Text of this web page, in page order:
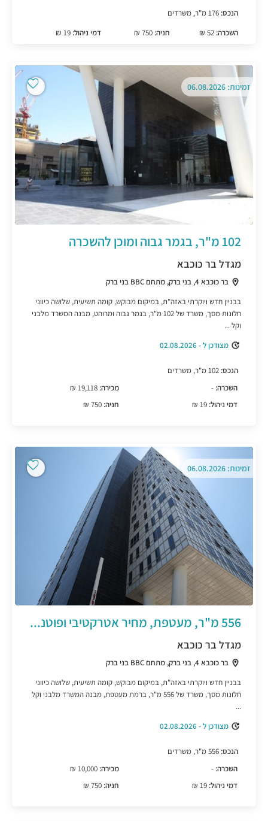
הנכס:
השכרה:
חניה: 750 ₪ דמי ניהול:
זמינות: 06.08.2026
102 מ"ר, בגמר גבוה ומוכן להשכרה
מגדל בר כוכבא
בר כוכבא 4, בני ברק, מתחם BBC בני ברק
בבניין חדש ויוקרתי באזה"ת, במיקום מבוקש, קומה תשיעית, שלושה כיווני
חלונות מסך, משרד של 102 מ"ר, בגמר גבוה ומרוהט, מבנה המשרד מלבני
וקל ...
מצודכן ל - 02.08.2026
הנכס:
השכרה: -
דמי ניהול:
מכירה: 19,118 ₪
חניה: 750 ₪
זמינות: 06.08.2026
556 מ"ר, מעטפת, מחיר אטרקטיבי ופוטנ...
מגדל בר כוכבא
בר כוכבא 4, בני ברק, מתחם BBC בני ברק
בבניין חדש ויוקרתי באזה"ת, במיקום מבוקש, קומה תשיעית, שלושה כיווני
חלונות מסך, משרד של 556 מ"ר, ברמת מעטפת, מבנה המשרד מלבני וקל
...
מצודכן ל - 02.08.2026
הנכס:
השכרה: -
דמי ניהול:
מכירה: 10,000 ₪
חניה: 750 ₪